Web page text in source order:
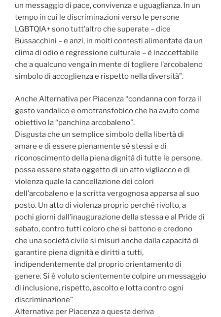
un messaggio di pace, convivenza e uguaglianza. In un
tempo in cui le discriminazioni verso le persone
LGBTQIA+ sono tutt’altro che superate – dice
Bussacchini – e anzi, in molti contesti alimentate da un
clima di odio e regressione culturale – è inaccettabile
che a qualcuno venga in mente di togliere l’arcobaleno
simbolo di accoglienza e rispetto nella diversità”.
Anche Alternativa per Piacenza “condanna con forza il
gesto vandalico e omotransfobico che ha avuto come
obiettivo la “panchina arcobaleno”.
Disgusta che un semplice simbolo della libertà di
amare e di essere pienamente sé stessi e di
riconoscimento della piena dignità di tutte le persone,
possa essere stata oggetto di un atto vigliacco e di
violenza quale la cancellazione dei colori
dell’arcobaleno e la scritta vergognosa apparsa al suo
posto. Un atto di violenza proprio perché rivolto, a
pochi giorni dall’inaugurazione della stessa e al Pride di
sabato, contro tutti coloro che si battono e credono
che una società civile si misuri anche dalla capacità di
garantire piena dignità e diritti a tutti,
indipendentemente dal proprio orientamento di
genere. Si è voluto scientemente colpire un messaggio
di inclusione, rispetto, ascolto e lotta contro ogni
discriminazione”
Alternativa per Piacenza a questa deriva